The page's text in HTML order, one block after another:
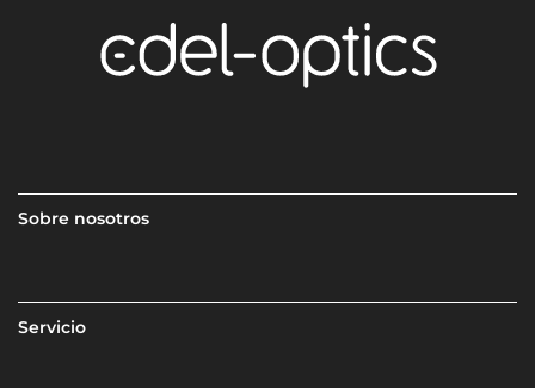
Sobre nosotros
Servicio